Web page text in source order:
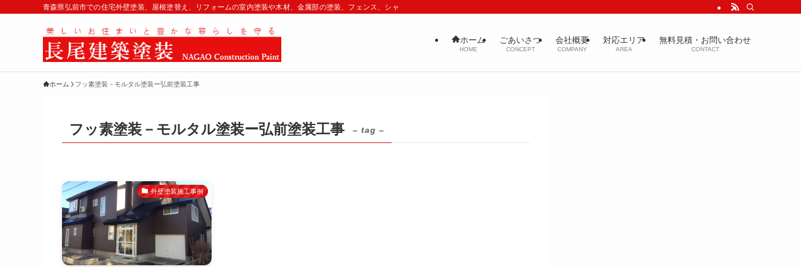
青森県弘前市での住宅外壁塗装、屋根塗替え、リフォームの室内塗装や木材、金属部の塗装、フェンス、シャッター、鉄骨工事までお客様のご期待以上の品質をご提供し、美しいお住まいと豊かな暮らしをお守りいたします！
ホーム
HOME
ごあいさつ
CONCEPT
会社概要
COMPANY
対応エリア
AREA
無料見積・お問い合わせ
CONTACT
ホーム フッ素塗装－モルタル塗装ー弘前塗装工事
フッ素塗装－モルタル塗装ー弘前塗装工事 – tag –
外壁塗装施工事例